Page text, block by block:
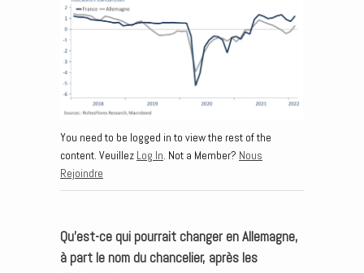
You need to be logged in to view the rest of the
content. Veuillez Log In. Not a Member? Nous
Rejoindre
Qu’est-ce qui pourrait changer en Allemagne,
à part le nom du chancelier, après les